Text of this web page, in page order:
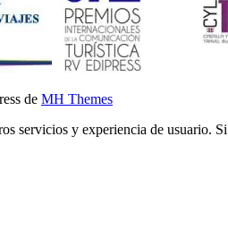
de MH Themes
servicios y experiencia de usuario.